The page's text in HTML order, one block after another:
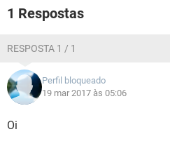
1 Respostas
RESPOSTA 1 / 1
Perfil bloqueado
19 mar 2017 às 05:06
Oi